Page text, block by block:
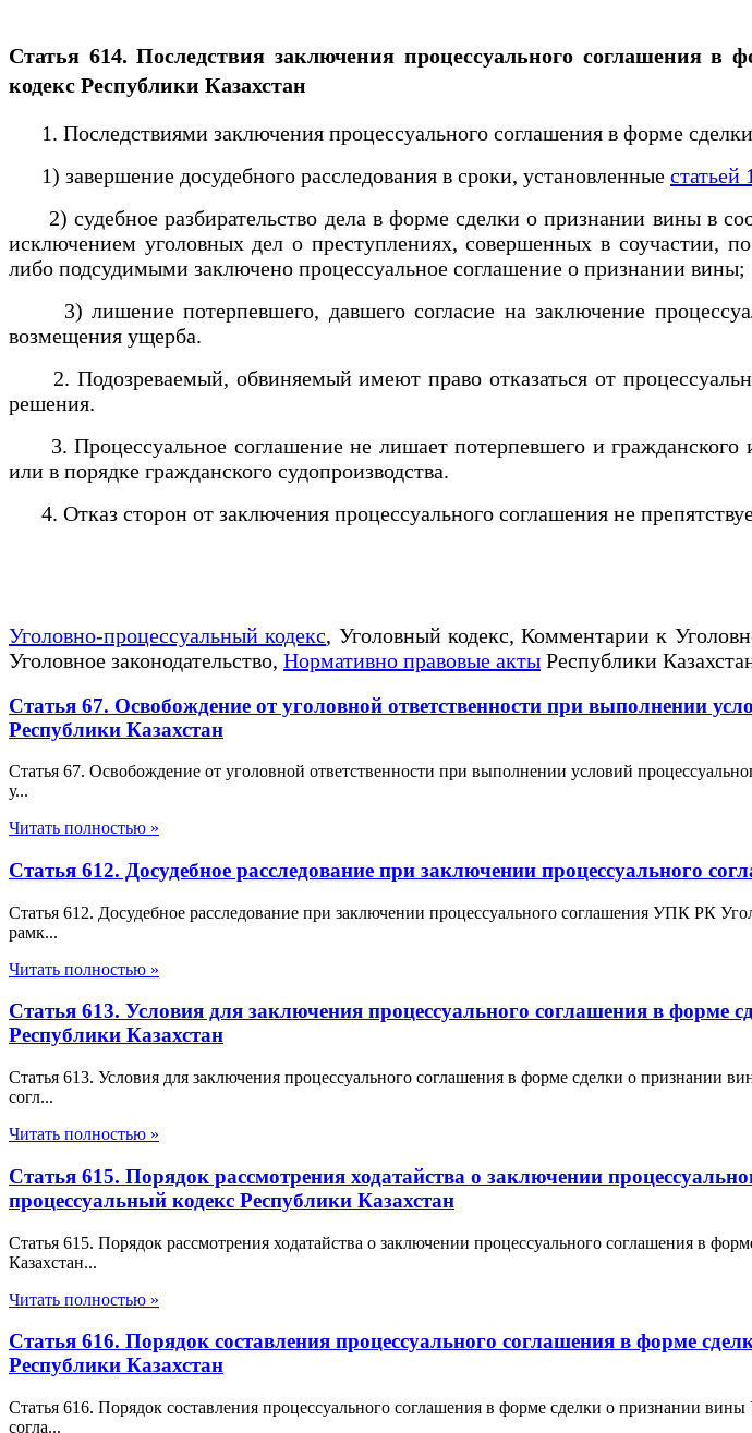
Статья 614. Последствия заключения процессуального
кодекс Республики Казахстан
1. Последствиями заключения процессуального соглашения в форме
1) завершение досудебного расследования в сроки, установленные статьей
2) судебное разбирательство дела в форме сделки о признании вины в
исключением уголовных дел о преступлениях, совершенных в соучастии,
либо подсудимыми заключено процессуальное соглашение о признании вины;
3) лишение потерпевшего, давшего согласие на заключение
возмещения ущерба.
2. Подозреваемый, обвиняемый имеют право отказаться от
решения.
3. Процессуальное соглашение не лишает потерпевшего и гражданского
или в порядке гражданского судопроизводства.
4. Отказ сторон от заключения процессуального соглашения не
Уголовно-процессуальный кодекс, Уголовный кодекс, Комментарии к
Уголовное законодательство, Нормативно правовые акты Республики
Статья 67. Освобождение от уголовной ответственности при выполнении
Республики Казахстан
Статья 67. Освобождение от уголовной ответственности при выполнении условий
у...
Читать полностью »
Статья 612. Досудебное расследование при заключении процессуального
Статья 612. Досудебное расследование при заключении процессуального соглашения УПК РК
рамк...
Читать полностью »
Статья 613. Условия для заключения процессуального соглашения в
Республики Казахстан
Статья 613. Условия для заключения процессуального соглашения в форме сделки о
согл...
Читать полностью »
Статья 615. Порядок рассмотрения ходатайства о заключении
процессуальный кодекс Республики Казахстан
Статья 615. Порядок рассмотрения ходатайства о заключении процессуального соглашения в
Казахстан...
Читать полностью »
Статья 616. Порядок составления процессуального соглашения в форме
Республики Казахстан
Статья 616. Порядок составления процессуального соглашения в форме сделки о признании
согла...